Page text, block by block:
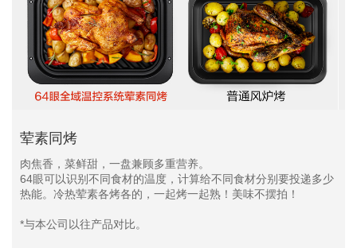
荤素同烤
肉焦香，菜鲜甜，一盘兼顾多重营养。
64眼可以识别不同食材的温度，计算给不同食材分别要投递多少
热能。冷热荤素各烤各的，一起烤一起熟！美味不摆拍！
*与本公司以往产品对比。